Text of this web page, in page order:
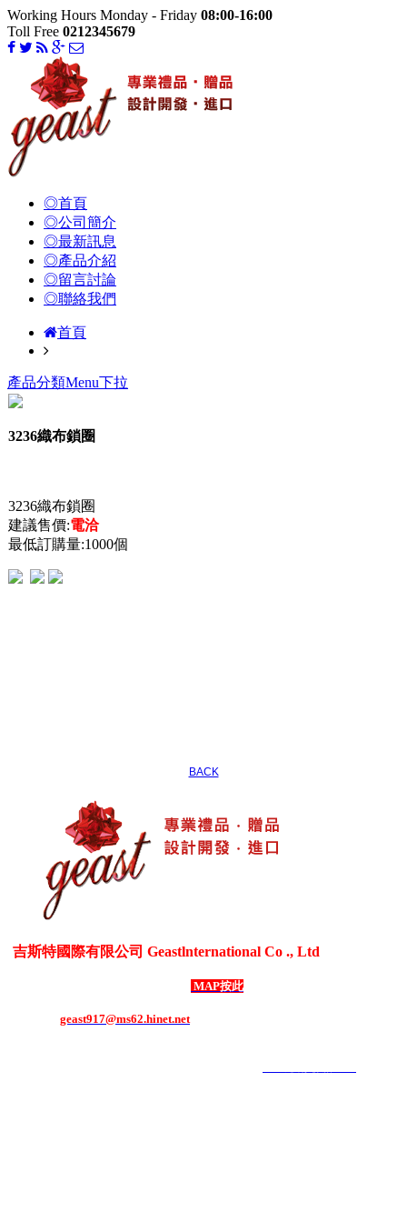
Working Hours Monday - Friday 08:00-16:00
Toll Free 0212345679
◎首頁
◎公司簡介
◎最新訊息
◎產品介紹
◎留言討論
◎聯絡我們
首頁
產品分類Menu下拉
3236織布鎖圈
3236織布鎖圈
建議售價:電洽
最低訂購量:1000個
BACK
吉斯特國際有限公司 Geastlnternational Co ., Ltd
MAP按此
geast917@ms62.hinet.net